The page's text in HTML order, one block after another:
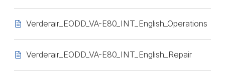
Verderair_EODD_VA-E80_INT_English_Operations
Verderair_EODD_VA-E80_INT_English_Repair